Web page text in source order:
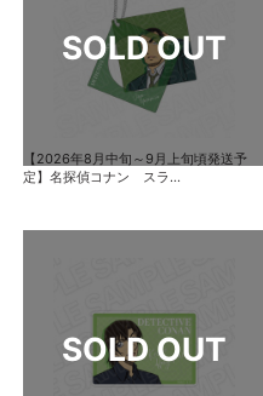
【2026年8月中旬～9月上旬頃発送予
定】名探偵コナン スラ...